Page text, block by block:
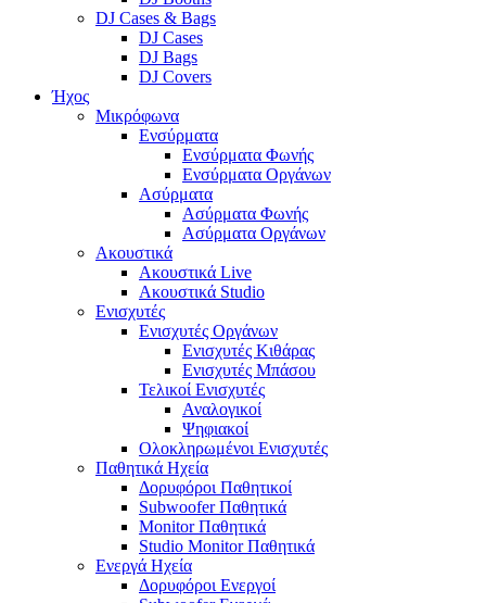
DJ Cases & Bags
DJ Cases
DJ Bags
DJ Covers
Ήχος
Μικρόφωνα
Ενσύρματα
Ενσύρματα Φωνής
Ενσύρματα Οργάνων
Ασύρματα
Ασύρματα Φωνής
Ασύρματα Οργάνων
Ακουστικά
Ακουστικά Live
Ακουστικά Studio
Ενισχυτές
Ενισχυτές Οργάνων
Ενισχυτές Κιθάρας
Ενισχυτές Μπάσου
Τελικοί Ενισχυτές
Αναλογικοί
Ψηφιακοί
Ολοκληρωμένοι Ενισχυτές
Παθητικά Ηχεία
Δορυφόροι Παθητικοί
Subwoofer Παθητικά
Monitor Παθητικά
Studio Monitor Παθητικά
Ενεργά Ηχεία
Δορυφόροι Ενεργοί